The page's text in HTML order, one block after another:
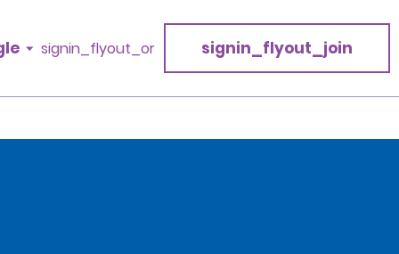
signin_flyout_or signin_flyout_join